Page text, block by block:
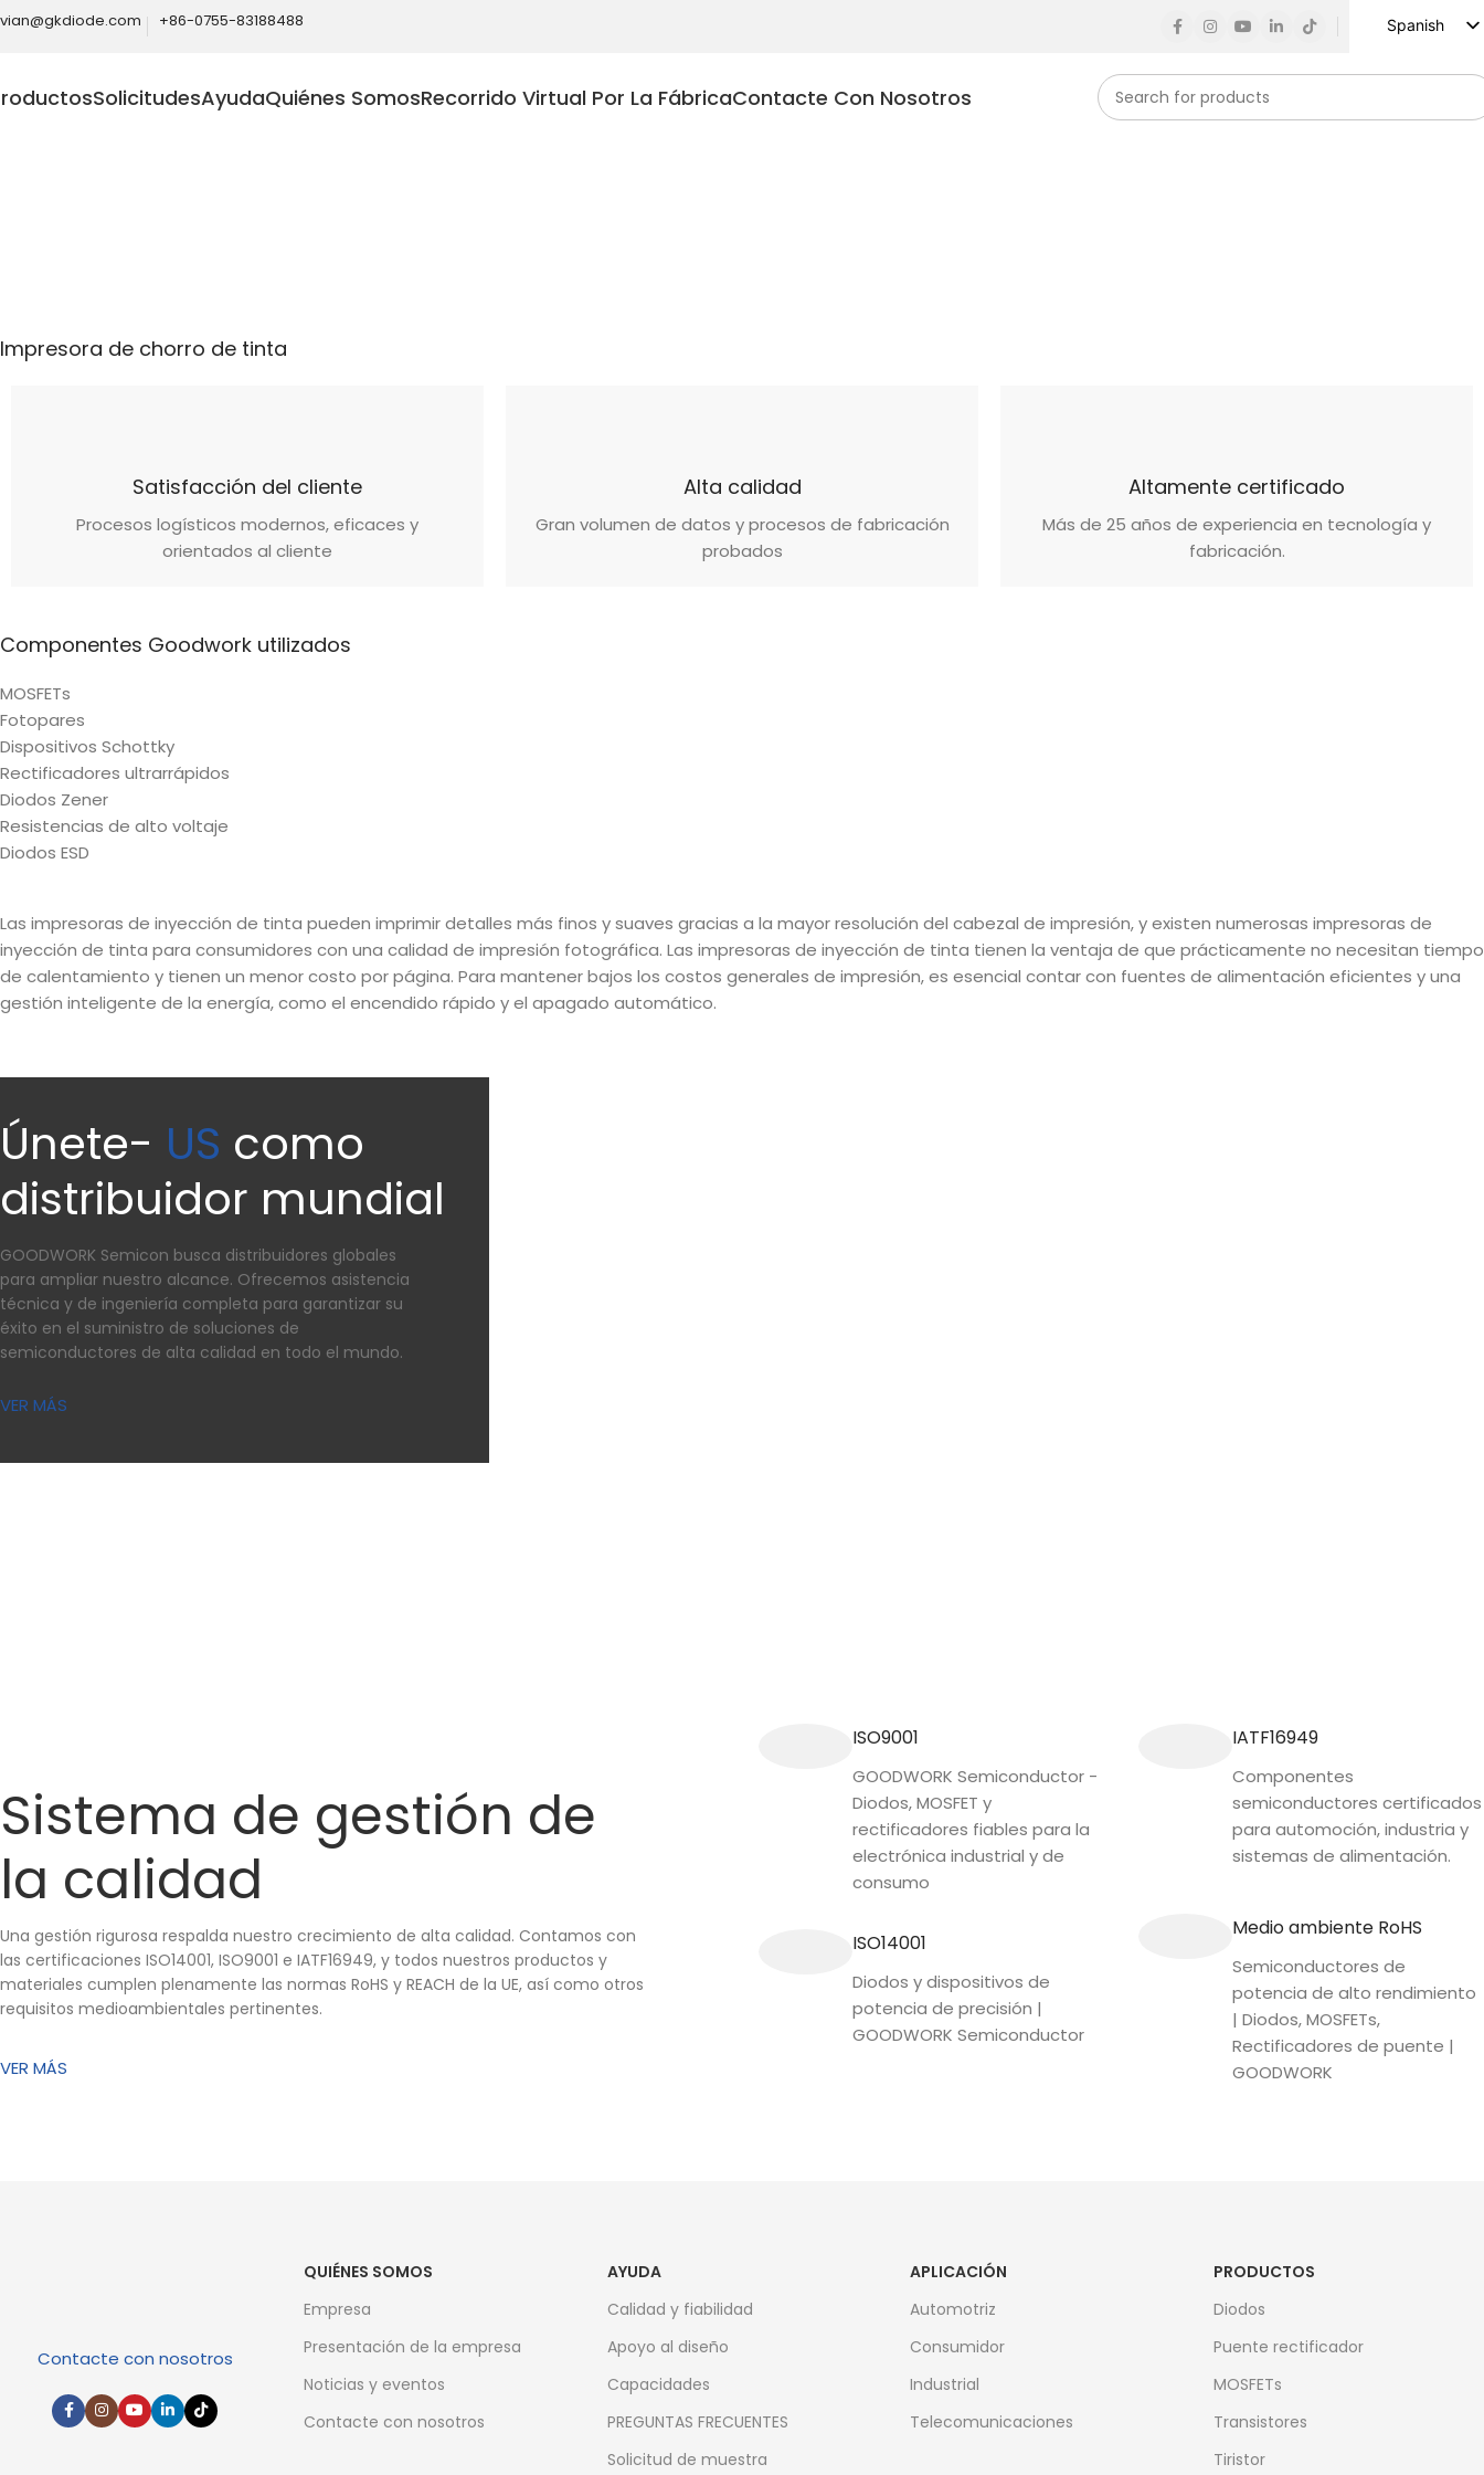
+86-0755-83188488
Spanish
SolicitudesAyudaQuiénes SomosRecorrido Virtual Por La FábricaContacte Con Nosotros
Impresora de chorro de tinta
Satisfacción del cliente
Procesos logísticos modernos, eficaces y
orientados al cliente
Alta calidad
Gran volumen de datos y procesos de fabricación
probados
Altamente certificado
Más de 25 años de experiencia en tecnología y
fabricación.
Componentes Goodwork utilizados
MOSFETs
Fotopares
Dispositivos Schottky
Rectificadores ultrarrápidos
Diodos Zener
Resistencias de alto voltaje
Diodos ESD
Las impresoras de inyección de tinta pueden imprimir detalles más finos y suaves gracias a la mayor resolución del cabezal de impresión, y existen numerosas impresoras de
inyección de tinta para consumidores con una calidad de impresión fotográfica. Las impresoras de inyección de tinta tienen la ventaja de que prácticamente no necesitan tiempo
de calentamiento y tienen un menor costo por página. Para mantener bajos los costos generales de impresión, es esencial contar con fuentes de alimentación eficientes y una
gestión inteligente de la energía, como el encendido rápido y el apagado automático.
Únete- US como
distribuidor mundial
GOODWORK Semicon busca distribuidores globales
para ampliar nuestro alcance. Ofrecemos asistencia
técnica y de ingeniería completa para garantizar su
éxito en el suministro de soluciones de
semiconductores de alta calidad en todo el mundo.
VER MÁS
Sistema de gestión de
la calidad
Una gestión rigurosa respalda nuestro crecimiento de alta calidad. Contamos con
las certificaciones ISO14001, ISO9001 e IATF16949, y todos nuestros productos y
materiales cumplen plenamente las normas RoHS y REACH de la UE, así como otros
requisitos medioambientales pertinentes.
VER MÁS
ISO9001
GOODWORK Semiconductor -
Diodos, MOSFET y
rectificadores fiables para la
electrónica industrial y de
consumo
ISO14001
Diodos y dispositivos de
potencia de precisión |
GOODWORK Semiconductor
IATF16949
Componentes
semiconductores certificados
para automoción, industria y
sistemas de alimentación.
Medio ambiente RoHS
Semiconductores de
potencia de alto rendimiento
| Diodos, MOSFETs,
Rectificadores de puente |
GOODWORK
Contacte con nosotros
QUIÉNES SOMOS
Empresa
Presentación de la empresa
Noticias y eventos
Contacte con nosotros
AYUDA
Calidad y fiabilidad
Apoyo al diseño
Capacidades
PREGUNTAS FRECUENTES
Solicitud de muestra
APLICACIÓN
Automotriz
Consumidor
Industrial
Telecomunicaciones
PRODUCTOS
Diodos
Puente rectificador
MOSFETs
Transistores
Tiristor